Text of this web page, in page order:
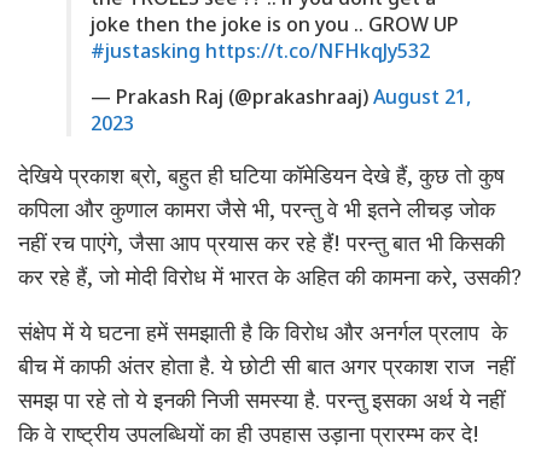
joke then the joke is on you .. GROW UP
#justasking https://t.co/NFHkqJy532
— Prakash Raj (@prakashraaj)August 21,
2023
देखिये प्रकाश ब्रो, बहुत ही घटिया कॉमेडियन देखे हैं, कुछ तो कुष
कपिला और कुणाल कामरा जैसे भी, परन्तु वे भी इतने लीचड़ जोक
नहीं रच पाएंगे, जैसा आप प्रयास कर रहे हैं! परन्तु बात भी किसकी
कर रहे हैं, जो मोदी विरोध में भारत के अहित की कामना करे, उसकी?
संक्षेप में ये घटना हमें समझाती है कि विरोध और अनर्गल प्रलाप के
बीच में काफी अंतर होता है. ये छोटी सी बात अगर प्रकाश राज नहीं
समझ पा रहे तो ये इनकी निजी समस्या है. परन्तु इसका अर्थ ये नहीं
कि वे राष्ट्रीय उपलब्धियों का ही उपहास उड़ाना प्रारम्भ कर दे!